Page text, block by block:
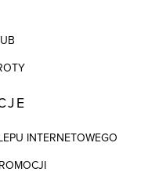
INTERNETOWEGO